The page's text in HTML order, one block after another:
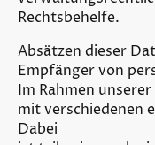
Rechtsbehelfe.
Absätzen dieser
Empfänger von
Im Rahmen
mit verschiedenen
Dabei